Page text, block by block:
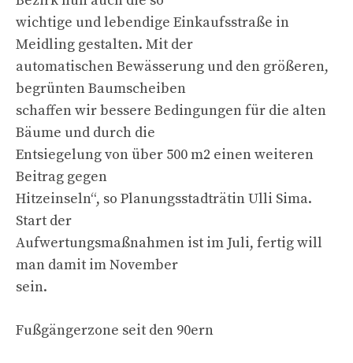
wichtige und lebendige Einkaufsstraße in
Meidling gestalten. Mit der
automatischen Bewässerung und den größeren,
begrünten Baumscheiben
schaffen wir bessere Bedingungen für die alten
Bäume und durch die
Entsiegelung von über 500 m2 einen weiteren
Beitrag gegen
Hitzeinseln“, so Planungsstadträtin Ulli Sima.
Start der
Aufwertungsmaßnahmen ist im Juli, fertig will
man damit im November
sein.
Fußgängerzone seit den 90ern